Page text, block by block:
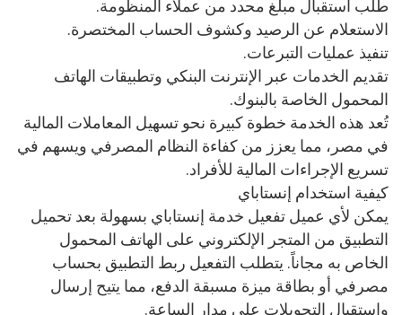
طلب استقبال مبلغ محدد من عملاء المنظومة.
الاستعلام عن الرصيد وكشوف الحساب المختصرة.
تنفيذ عمليات التبرعات.
تقديم الخدمات عبر الإنترنت البنكي وتطبيقات الهاتف
المحمول الخاصة بالبنوك.
تُعد هذه الخدمة خطوة كبيرة نحو تسهيل المعاملات المالية
في مصر، مما يعزز من كفاءة النظام المصرفي ويسهم في
تسريع الإجراءات المالية للأفراد.
كيفية استخدام إنستاباي
يمكن لأي عميل تفعيل خدمة إنستاباي بسهولة بعد تحميل
التطبيق من المتجر الإلكتروني على الهاتف المحمول
الخاص به مجاناً. يتطلب التفعيل ربط التطبيق بحساب
مصرفي أو بطاقة ميزة مسبقة الدفع، مما يتيح إرسال
واستقبال التحويلات على مدار الساعة.